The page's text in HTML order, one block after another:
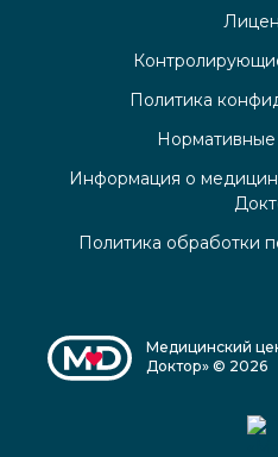
Политика
Информация о
Политика обработки
Медицинский
Доктор» © 2026